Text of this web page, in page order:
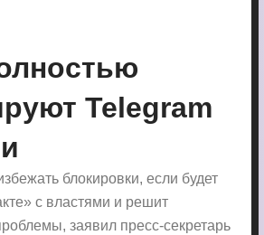
Telegram
блокировки, если будет
с властями и решит
заявил пресс-секретарь